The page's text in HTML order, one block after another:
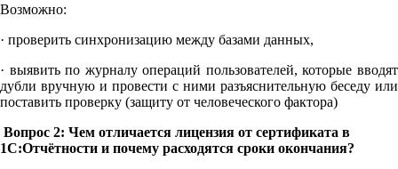
Возможно:
· проверить синхронизацию между базами данных,
· выявить по журналу операций пользователей, которые вводят
дубли вручную и провести с ними разъяснительную беседу или
поставить проверку (защиту от человеческого фактора)
Вопрос 2: Чем отличается лицензия от сертификата в
1С:Отчётности и почему расходятся сроки окончания?